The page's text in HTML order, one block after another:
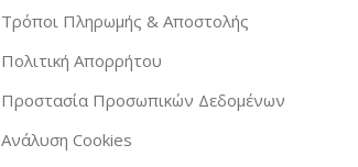
Τρόποι Πληρωμής & Αποστολής
Πολιτική Απορρήτου
Προστασία Προσωπικών Δεδομένων
Ανάλυση Cookies